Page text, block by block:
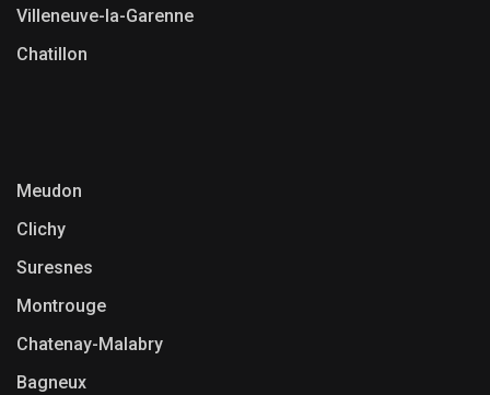
Villeneuve-la-Garenne
Chatillon
Meudon
Clichy
Suresnes
Montrouge
Chatenay-Malabry
Bagneux